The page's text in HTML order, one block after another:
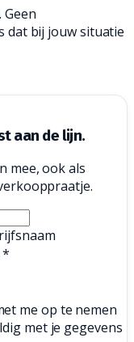
dat bij jouw situatie
aan de lijn.
mee, ook als
*
me op te nemen
met je gegevens